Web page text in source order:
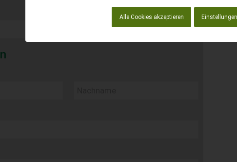
Alle Cookies akzeptieren